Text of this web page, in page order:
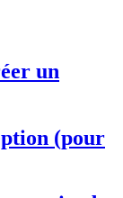
un
(pour